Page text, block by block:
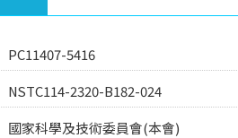
PC11407-5416
NSTC114-2320-B182-024
國家科學及技術委員會(本會)